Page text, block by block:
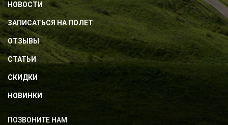
НОВОСТИ
ЗАПИСАТЬСЯ НА ПОЛЕТ
ОТЗЫВЫ
СТАТЬИ
СКИДКИ
НОВИНКИ
ПОЗВОНИТЕ НАМ